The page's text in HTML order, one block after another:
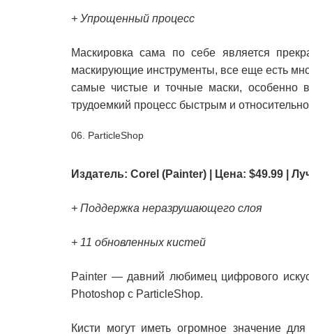
+ Упрощенный процесс
Маскировка сама по себе является
маскирующие инструменты, все еще есть
самые чистые и точные маски, особенно
трудоемкий процесс быстрым и
06. ParticleShop
Издатель: Corel (Painter) | Цена: $49.99 |
+ Поддержка неразрушающего слоя
+ 11 обновленных кистей
Painter — давний любимец цифрового
Photoshop с ParticleShop.
Кисти могут иметь огромное значение